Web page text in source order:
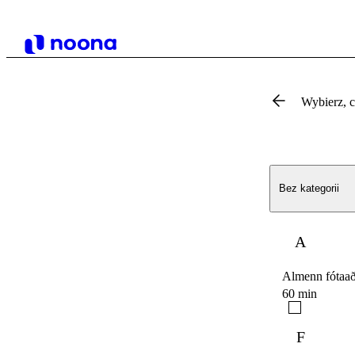
Wybierz,
Bez kategorii
A
Almenn
60 min
F